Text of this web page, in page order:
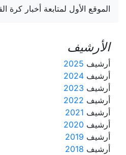
الموقع الأول لمتابعة أخبار كرة
الأرشيف
أرشيف 2025
أرشيف 2024
أرشيف 2023
أرشيف 2022
أرشيف 2021
أرشيف 2020
أرشيف 2019
أرشيف 2018